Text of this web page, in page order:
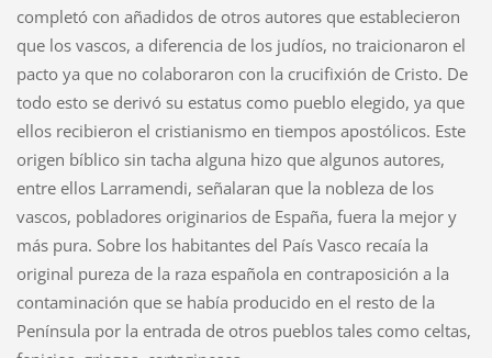
completó con añadidos de otros autores que establecieron
que los vascos, a diferencia de los judíos, no traicionaron el
pacto ya que no colaboraron con la crucifixión de Cristo. De
todo esto se derivó su estatus como pueblo elegido, ya que
ellos recibieron el cristianismo en tiempos apostólicos. Este
origen bíblico sin tacha alguna hizo que algunos autores,
entre ellos Larramendi, señalaran que la nobleza de los
vascos, pobladores originarios de España, fuera la mejor y
más pura. Sobre los habitantes del País Vasco recaía la
original pureza de la raza española en contraposición a la
contaminación que se había producido en el resto de la
Península por la entrada de otros pueblos tales como celtas,